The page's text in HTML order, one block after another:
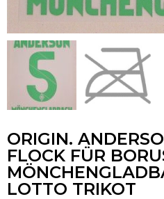
ORIGIN.
FLOCK FÜR
LOTTO TRIKOT